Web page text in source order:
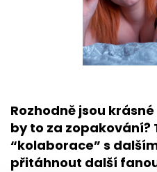
Rozhodně jsou
by to za zopakování?
“kolaborace” s
přitáhnout další